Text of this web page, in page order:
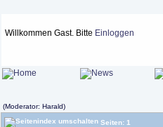
Willkommen Gast. Bitte Einloggen
(Moderator: Harald)
Seiten: 1